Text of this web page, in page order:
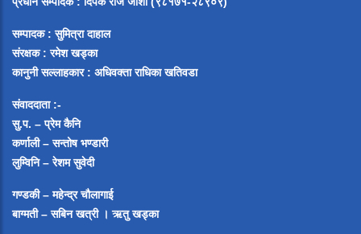
सम्पादक : सुमित्रा दाहाल
संरक्षक : रमेश खड्का
कानुनी सल्लाहकार : अधिवक्ता राधिका खतिवडा
संवाददाता :-
सु.प. – प्रेम कैनि
कर्णाली – सन्तोष भण्डारी
लुम्विनि – रेशम सुवेदी
गण्डकी – महेन्द्र चौलागाई
बाग्मती – सबिन खत्री ।ऋतु खड्का